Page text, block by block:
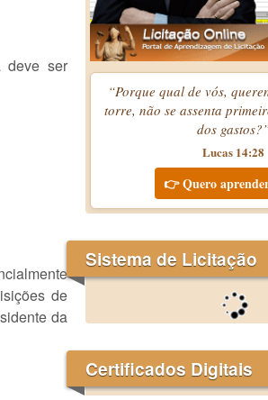
deve ser
de
da
“Porque qual de vós,
torre, não se assenta
dos
Lucas 14:28
👉 Quero
Sistema de Licitação
Certificados Digitais